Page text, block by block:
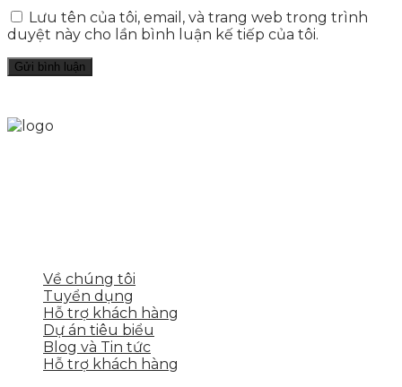
Lưu tên của tôi, email, và trang web trong trình
duyệt này cho lần bình luận kế tiếp của tôi.
Về chúng tôi
Tuyển dụng
Hỗ trợ khách hàng
Dự án tiêu biểu
Blog và Tin tức
Hỗ trợ khách hàng